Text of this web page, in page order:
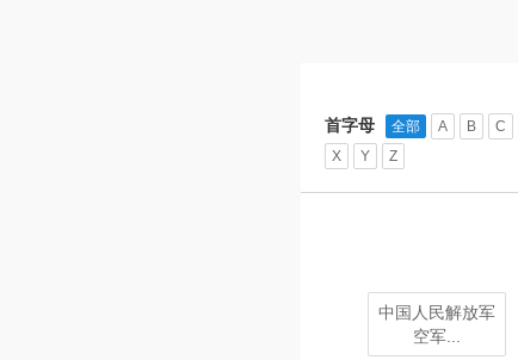
首字母 全部 A B C
X
Y Z
中国人民解放军
空军...